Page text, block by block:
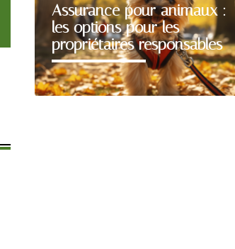
Assurance pour animaux :
les options pour les
propriétaires responsables